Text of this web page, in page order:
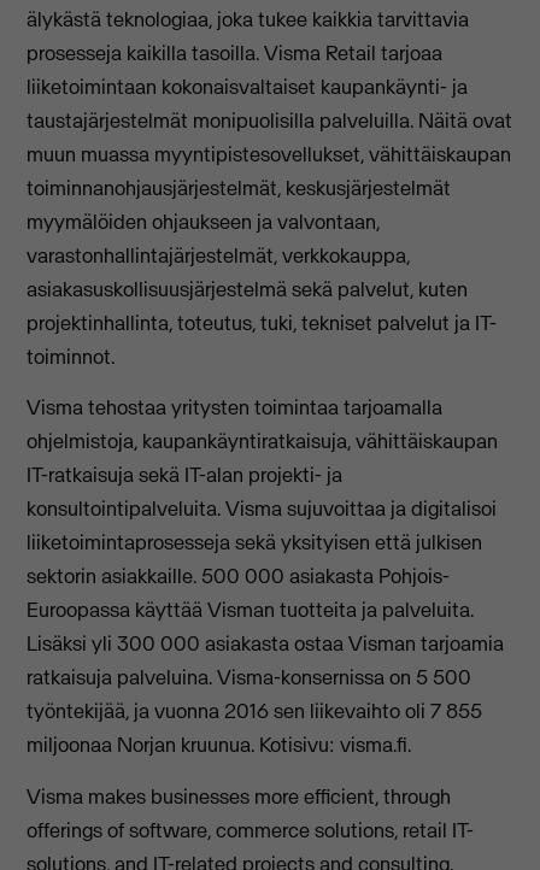
älykästä teknologiaa, joka tukee kaikkia tarvittavia
prosesseja kaikilla tasoilla. Visma Retail tarjoaa
liiketoimintaan kokonaisvaltaiset kaupankäynti- ja
taustajärjestelmät monipuolisilla palveluilla. Näitä ovat
muun muassa myyntipistesovellukset, vähittäiskaupan
toiminnanohjausjärjestelmät, keskusjärjestelmät
myymälöiden ohjaukseen ja valvontaan,
varastonhallintajärjestelmät, verkkokauppa,
asiakasuskollisuusjärjestelmä sekä palvelut, kuten
projektinhallinta, toteutus, tuki, tekniset palvelut ja IT-
toiminnot.
Visma tehostaa yritysten toimintaa tarjoamalla
ohjelmistoja, kaupankäyntiratkaisuja, vähittäiskaupan
IT-ratkaisuja sekä IT-alan projekti- ja
konsultointipalveluita. Visma sujuvoittaa ja digitalisoi
liiketoimintaprosesseja sekä yksityisen että julkisen
sektorin asiakkaille. 500 000 asiakasta Pohjois-
Euroopassa käyttää Visman tuotteita ja palveluita.
Lisäksi yli 300 000 asiakasta ostaa Visman tarjoamia
ratkaisuja palveluina. Visma-konsernissa on 5 500
työntekijää, ja vuonna 2016 sen liikevaihto oli 7 855
miljoonaa Norjan kruunua. Kotisivu: visma.fi.
Visma makes businesses more efficient, through
offerings of software, commerce solutions, retail IT-
solutions, and IT-related projects and consulting.